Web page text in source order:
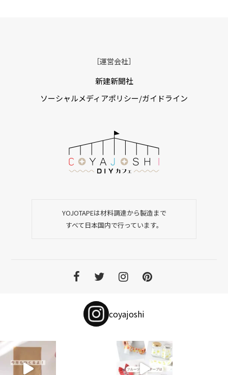
［運営会社］
新建新聞社
ソーシャルメディアポリシー/ガイドライン
YOJOTAPEは材料調達から製造まで
すべて日本国内で行っています。
coyajoshi